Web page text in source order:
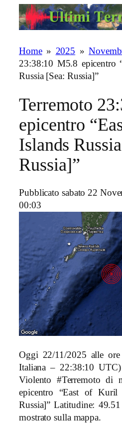
Home» 2025 »
23:38:10 M5.8 epicentro
Russia [Sea: Russia]”
Terremoto
epicentro
Islands
Russia]”
Pubblicato sabato 22
00:03
Oggi 22/11/2025 alle
Italiana – 22:38:10
Violento #Terremoto di
epicentro “East of Kuril
Russia]” Latitudine:
mostrato sulla mappa.